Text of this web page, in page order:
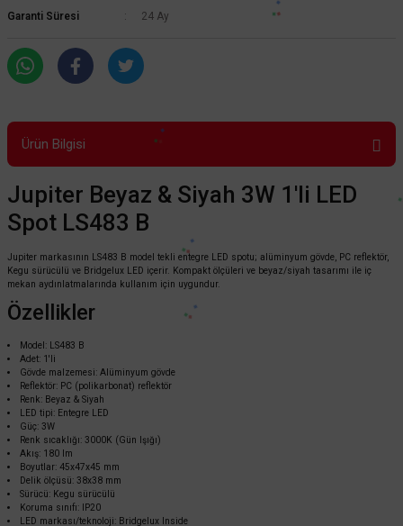
Garanti Süresi
24 Ay
Ürün Bilgisi
Jupiter Beyaz & Siyah 3W 1'li LED
Spot LS483 B
Jupiter markasının LS483 B model tekli entegre LED spotu; alüminyum gövde, PC reflektör,
Kegu sürücülü ve Bridgelux LED içerir. Kompakt ölçüleri ve beyaz/siyah tasarımı ile iç
mekan aydınlatmalarında kullanım için uygundur.
Özellikler
Model: LS483 B
Adet: 1'li
Gövde malzemesi: Alüminyum gövde
Reflektör: PC (polikarbonat) reflektör
Renk: Beyaz & Siyah
LED tipi: Entegre LED
Güç: 3W
Renk sıcaklığı: 3000K (Gün Işığı)
Akış: 180 lm
Boyutlar: 45x47x45 mm
Delik ölçüsü: 38x38 mm
Sürücü: Kegu sürücülü
Koruma sınıfı: IP20
LED markası/teknoloji: Bridgelux Inside